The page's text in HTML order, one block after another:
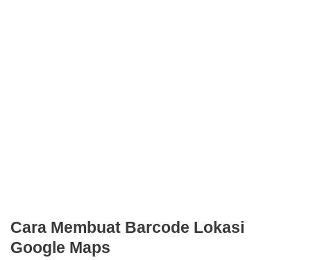
Cara Membuat Barcode Lokasi
Google Maps